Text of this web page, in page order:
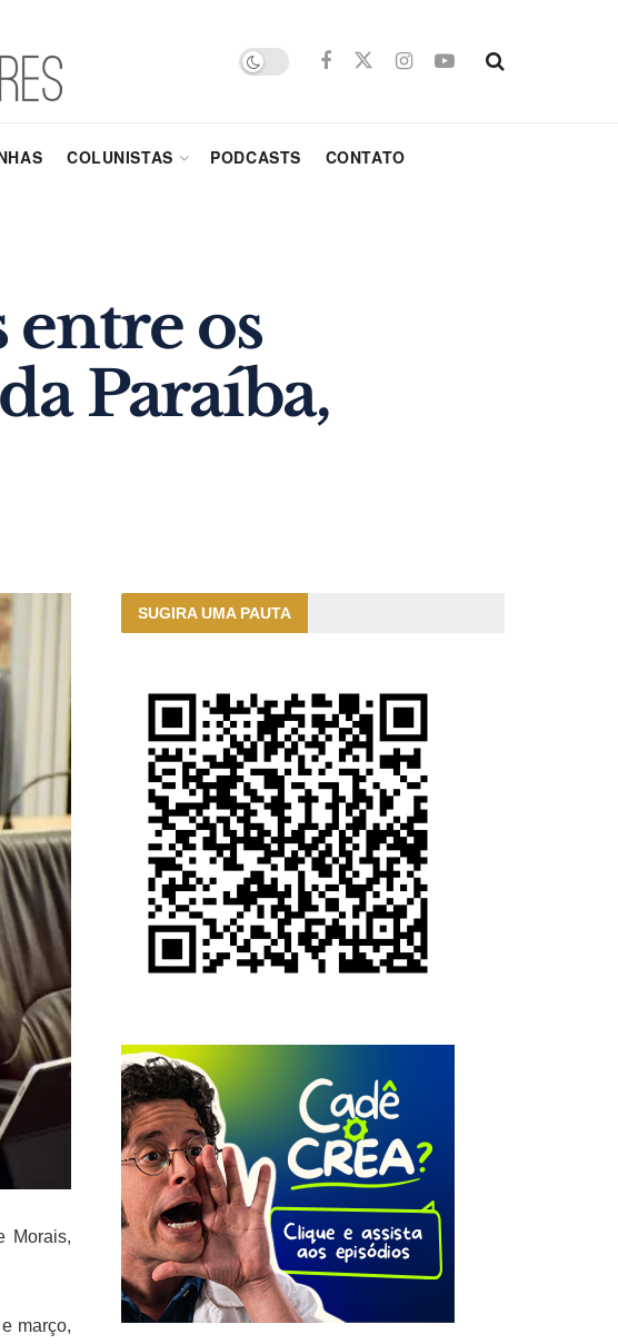
COLUNISTAS PODCASTS CONTATO
os
Paraíba,
Morais,
março,
SUGIRA UMA PAUTA